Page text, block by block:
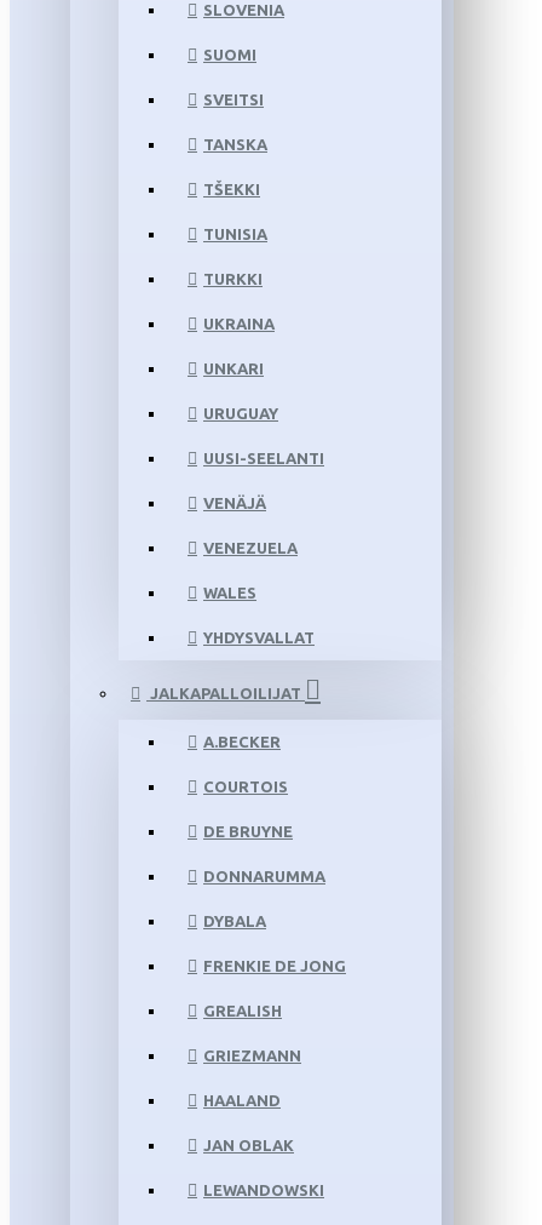
SLOVENIA
SUOMI
SVEITSI
TANSKA
TŠEKKI
TUNISIA
TURKKI
UKRAINA
UNKARI
URUGUAY
UUSI-SEELANTI
VENÄJÄ
VENEZUELA
WALES
YHDYSVALLAT
JALKAPALLOILIJAT
A.BECKER
COURTOIS
DE BRUYNE
DONNARUMMA
DYBALA
FRENKIE DE JONG
GREALISH
GRIEZMANN
HAALAND
JAN OBLAK
LEWANDOWSKI